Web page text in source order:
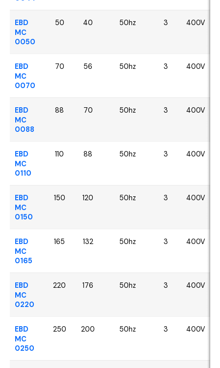
EBD
MC
0050
50 40 50hz 3 400V
EBD
MC
0070
70 56 50hz 3 400V
EBD
MC
0088
88 70 50hz 3 400V
EBD
MC
0110
110 88 50hz 3 400V
EBD
MC
0150
150 120 50hz 3 400V
EBD
MC
0165
165 132 50hz 3 400V
EBD
MC
0220
220 176 50hz 3 400V
EBD
MC
0250
250 200 50hz 3 400V